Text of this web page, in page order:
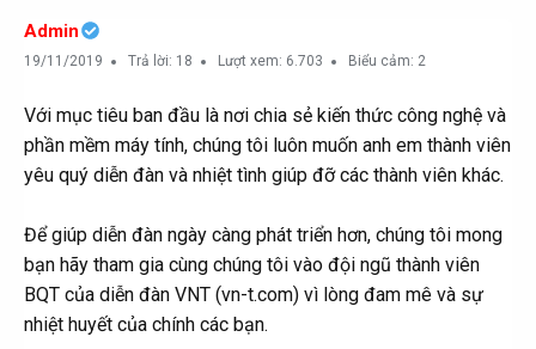
Admin
19/11/2019 Trả lời: 18 Lượt xem: 6.703 Biểu cảm: 2
Với mục tiêu ban đầu là nơi chia sẻ kiến thức công nghệ và
phần mềm máy tính, chúng tôi luôn muốn anh em thành viên
yêu quý diễn đàn và nhiệt tình giúp đỡ các thành viên khác.
Để giúp diễn đàn ngày càng phát triển hơn, chúng tôi mong
bạn hãy tham gia cùng chúng tôi vào đội ngũ thành viên
BQT của diễn đàn VNT (vn-t.com) vì lòng đam mê và sự
nhiệt huyết của chính các bạn.